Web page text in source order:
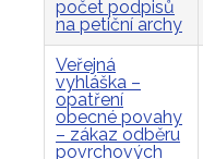
počet podpisů
na petiční archy
Veřejná
vyhláška –
opatření
obecné povahy
– zákaz odběru
povrchových